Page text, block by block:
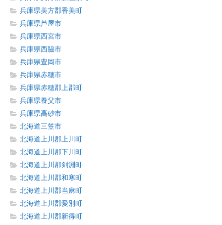
兵庫県美方郡香美町
兵庫県芦屋市
兵庫県西宮市
兵庫県西脇市
兵庫県豊岡市
兵庫県赤穂市
兵庫県赤穂郡上郡町
兵庫県養父市
兵庫県高砂市
北海道三笠市
北海道上川郡上川町
北海道上川郡下川町
北海道上川郡剣淵町
北海道上川郡和寒町
北海道上川郡当麻町
北海道上川郡愛別町
北海道上川郡新得町